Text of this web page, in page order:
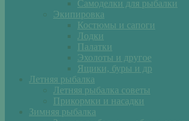
Самоделки для рыбалки
Экипировка
Костюмы и сапоги
Лодки
Палатки
Эхолоты и другое
Ящики, буры и др
Летняя рыбалка
Летняя рыбалка советы
Прикормки и насадки
Зимняя рыбалка